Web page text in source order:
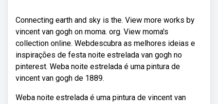
Connecting earth and sky is the. View more works by
vincent van gogh on moma. org. View moma's
collection online. Webdescubra as melhores ideias e
inspirações de festa noite estrelada van gogh no
pinterest. Weba noite estrelada é uma pintura de
vincent van gogh de 1889.
Weba noite estrelada é uma pintura de vincent van